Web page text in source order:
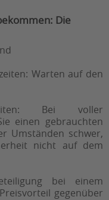
Die
Warten auf den
Bei voller
einen gebrauchten
Umständen schwer,
nicht auf dem
bei einem
gegenüber